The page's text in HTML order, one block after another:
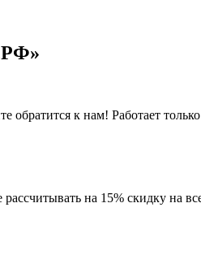
обратится к нам! Работает
на 15% скидку на